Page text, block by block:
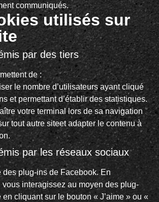
communiqués.
utilisés sur
par des tiers
de :
le nombre d’utilisateurs ayant cliqué
et permettant d’établir des statistiques.
votre terminal lors de sa navigation
tout autre siteet adapter le contenu à
par les réseaux sociaux
des plug-ins de Facebook. En
interagissez au moyen des plug-
cliquant sur le bouton « J’aime » ou «